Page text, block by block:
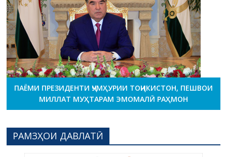
ПАЁМИ ПРЕЗИДЕНТИ ҶУМҲУРИИ ТОҶИКИСТОН, ПЕШВОИ
МИЛЛАТ МУҲТАРАМ ЭМОМАЛӢ РАҲМОН
РАМЗҲОИ ДАВЛАТӢ